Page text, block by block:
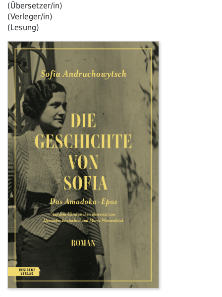
(Übersetzer/in)
(Verleger/in)
(Lesung)